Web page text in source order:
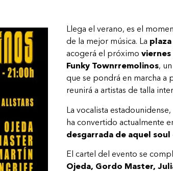
Llega el verano, es el
de la mejor música. La
acogerá el próximo viernes
Funky Townrremolinos,
que se pondrá en marcha a
reunirá a artistas de talla
La vocalista
ha convertido actualmente
desgarrada de aquel
El cartel del evento se
Ojeda, Gordo Master,